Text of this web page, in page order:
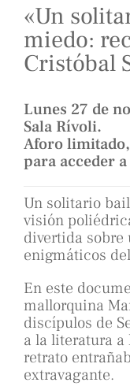
«Un
miedo:
Cristóbal
Lunes 27 de
Sala Rívoli.
Aforo
para acceder
Un solitario
visión
divertida sobre
enigmáticos
En este
mallorquina
discípulos de
a la literatura a
retrato
extravagante.